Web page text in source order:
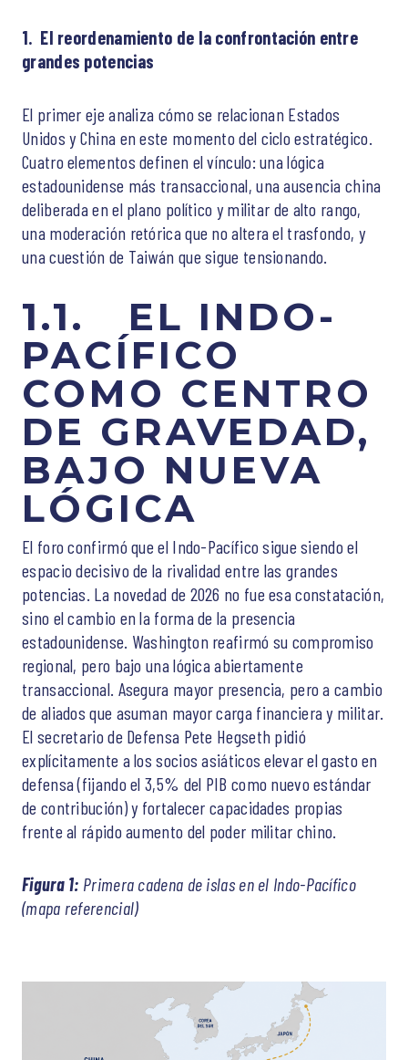
1. El reordenamiento de la confrontación entre
grandes potencias
El primer eje analiza cómo se relacionan Estados
Unidos y China en este momento del ciclo estratégico.
Cuatro elementos definen el vínculo: una lógica
estadounidense más transaccional, una ausencia china
deliberada en el plano político y militar de alto rango,
una moderación retórica que no altera el trasfondo, y
una cuestión de Taiwán que sigue tensionando.
1.1. EL INDO-
PACÍFICO
COMO CENTRO
DE GRAVEDAD,
BAJO NUEVA
LÓGICA
El foro confirmó que el Indo-Pacífico sigue siendo el
espacio decisivo de la rivalidad entre las grandes
potencias. La novedad de 2026 no fue esa constatación,
sino el cambio en la forma de la presencia
estadounidense. Washington reafirmó su compromiso
regional, pero bajo una lógica abiertamente
transaccional. Asegura mayor presencia, pero a cambio
de aliados que asuman mayor carga financiera y militar.
El secretario de Defensa Pete Hegseth pidió
explícitamente a los socios asiáticos elevar el gasto en
defensa (fijando el 3,5% del PIB como nuevo estándar
de contribución) y fortalecer capacidades propias
frente al rápido aumento del poder militar chino.
Figura 1: Primera cadena de islas en el Indo-Pacífico
(mapa referencial)